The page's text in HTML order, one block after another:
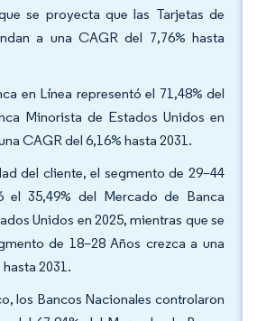
se proyecta que las Tarjetas de
a una CAGR del 7,76% hasta
en Línea representó el 71,48% del
Minorista de Estados Unidos en
CAGR del 6,16% hasta 2031.
del cliente, el segmento de 29–44
el 35,49% del Mercado de Banca
Unidos en 2025, mientras que se
de 18–28 Años crezca a una
2031.
los Bancos Nacionales controlaron